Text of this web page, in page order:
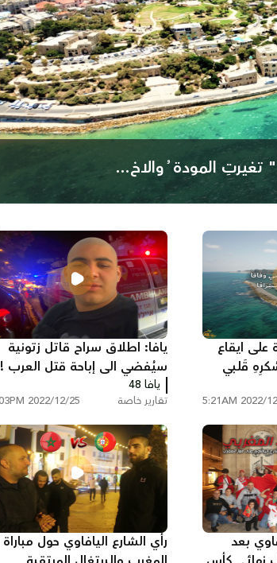
المودة ُ والاخ...
ايقاع
قَلبي
2022/12/30
يافا: اطلاق سراح قاتل زتونية
سيُفضي الى إباحة قتل العرب !
يافا 48
تقارير خاصة 2022/12/25 8:03PM
بعد
رأي الشارع اليافاوي حول مباراة